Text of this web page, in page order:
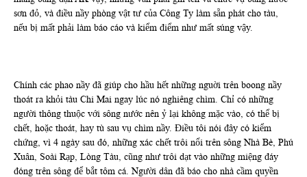
sơn đỏ, và điều nầy phòng vật tư của Công Ty làm sẵn phát cho tàu,
nếu bị mất phải làm báo cáo và kiểm điểm như mất súng vậy.
Chính các phao nầy đã giúp cho hầu hết những nguời trên boong nầy
thoát ra khỏi tàu Chi Mai ngay lúc nó nghiêng chìm. Chỉ có những
người thông thuộc với sông nước nên ỷ lại không mặc vào, có thể bị
chết, hoặc thoát, hay tù sau vụ chìm nầy. Điều tôi nói đây có kiểm
chứng, vì 4 ngày sau đó, những xác chết trôi nổi trên sông Nhà Bè, Phú
Xuân, Soài Rạp, Lòng Tàu, cũng như trôi dạt vào những miệng đáy
đóng trên sông để bắt tôm cá. Người dân đã báo cho nhà cầm quyền